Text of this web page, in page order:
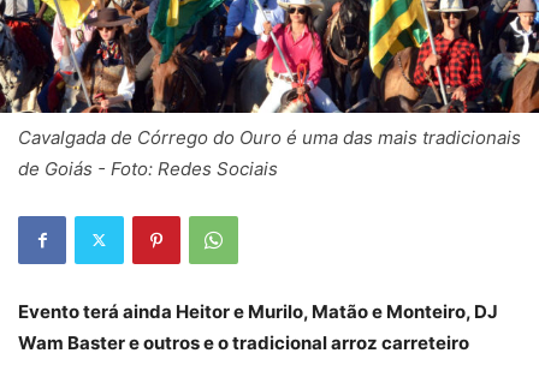
Cavalgada de Córrego do Ouro é uma das mais tradicionais
de Goiás - Foto: Redes Sociais
Evento terá ainda Heitor e Murilo, Matão e Monteiro, DJ
Wam Baster e outros e o tradicional arroz carreteiro